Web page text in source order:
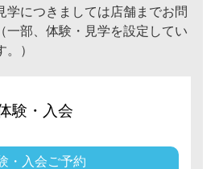
学につきましては店舗までお問
一部、体験・見学を設定してい
）
験・入会
・入会ご予約